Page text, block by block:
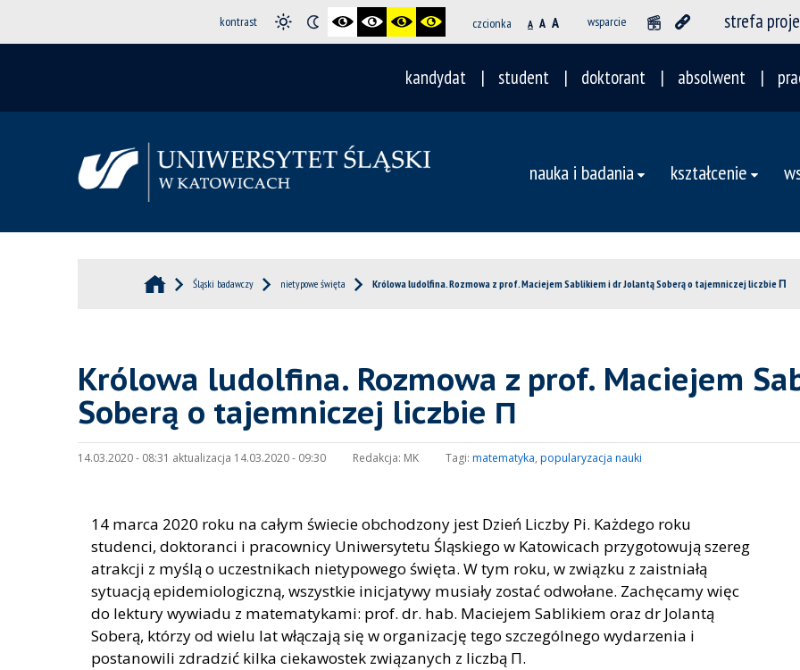
kontrast czcionka A A A wsparcie strefa
kandydat student doktorant absolwent
nauka i badania kształcenie
Śląski badawczy nietypowe święta Królowa ludolfina. Rozmowa z prof. Maciejem Sablikiem i dr Jolantą Soberą o tajemniczej liczbie Π
Królowa ludolfina. Rozmowa z prof. Maciejem
Soberą o tajemniczej liczbie Π
14.03.2020 - 08:31 aktualizacja 14.03.2020 - 09:30 Redakcja: MK Tagi: matematyka, popularyzacja nauki
14 marca 2020 roku na całym świecie obchodzony jest Dzień Liczby Pi. Każdego roku
studenci, doktoranci i pracownicy Uniwersytetu Śląskiego w Katowicach przygotowują szereg
atrakcji z myślą o uczestnikach nietypowego święta. W tym roku, w związku z zaistniałą
sytuacją epidemiologiczną, wszystkie inicjatywy musiały zostać odwołane. Zachęcamy więc
do lektury wywiadu z matematykami: prof. dr. hab. Maciejem Sablikiem oraz dr Jolantą
Soberą, którzy od wielu lat włączają się w organizację tego szczególnego wydarzenia i
postanowili zdradzić kilka ciekawostek związanych z liczbą Π.